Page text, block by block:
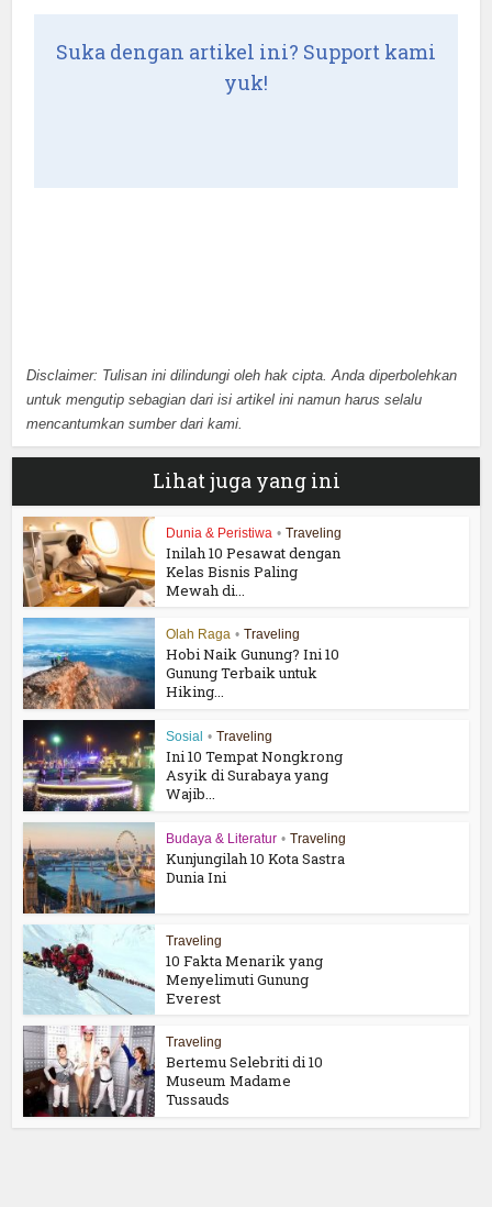
Suka dengan artikel ini? Support kami
yuk!
Disclaimer: Tulisan ini dilindungi oleh hak cipta. Anda diperbolehkan
untuk mengutip sebagian dari isi artikel ini namun harus selalu
mencantumkan sumber dari kami.
Lihat juga yang ini
Dunia & Peristiwa • Traveling
Inilah 10 Pesawat dengan
Kelas Bisnis Paling
Mewah di...
Olah Raga • Traveling
Hobi Naik Gunung? Ini 10
Gunung Terbaik untuk
Hiking...
Sosial • Traveling
Ini 10 Tempat Nongkrong
Asyik di Surabaya yang
Wajib...
Budaya & Literatur • Traveling
Kunjungilah 10 Kota Sastra
Dunia Ini
Traveling
10 Fakta Menarik yang
Menyelimuti Gunung
Everest
Traveling
Bertemu Selebriti di 10
Museum Madame
Tussauds